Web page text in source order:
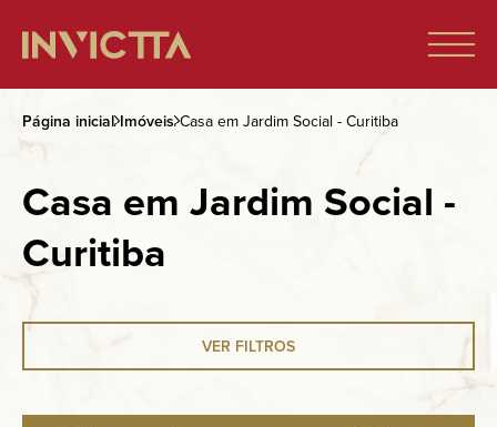
Imóveis à venda
Blog
Página inicial Imóveis Casa em Jardim Social - Curitiba
Casa em Jardim Social -
Curitiba
VER FILTROS